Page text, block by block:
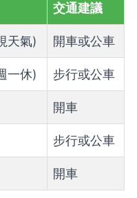
交通建議
天氣) 開車或公車
一休) 步行或公車
開車
步行或公車
開車